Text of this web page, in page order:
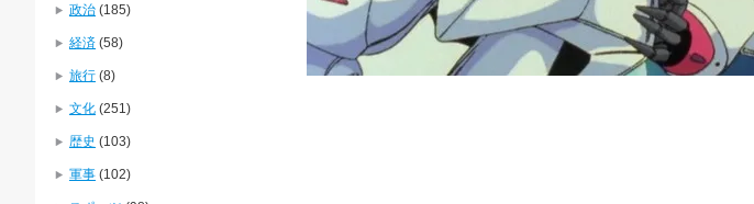
政治 (185)
経済 (58)
旅行 (8)
文化 (251)
歴史 (103)
軍事 (102)